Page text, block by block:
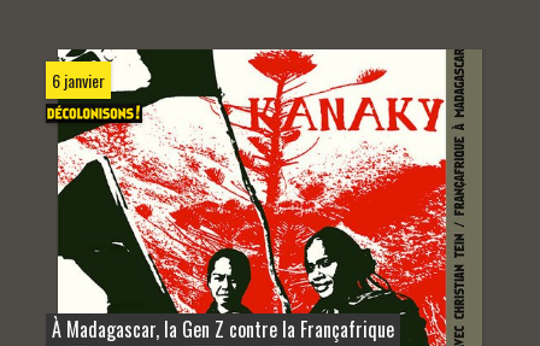
6 janvier
À Madagascar, la Gen Z contre la Françafrique